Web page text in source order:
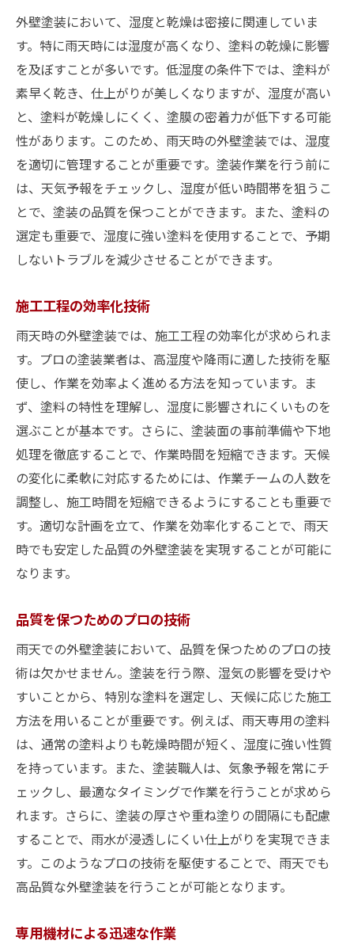
外壁塗装において、湿度と乾燥は密接に関連していま
す。特に雨天時には湿度が高くなり、塗料の乾燥に影響
を及ぼすことが多いです。低湿度の条件下では、塗料が
素早く乾き、仕上がりが美しくなりますが、湿度が高い
と、塗料が乾燥しにくく、塗膜の密着力が低下する可能
性があります。このため、雨天時の外壁塗装では、湿度
を適切に管理することが重要です。塗装作業を行う前に
は、天気予報をチェックし、湿度が低い時間帯を狙うこ
とで、塗装の品質を保つことができます。また、塗料の
選定も重要で、湿度に強い塗料を使用することで、予期
しないトラブルを減少させることができます。
施工工程の効率化技術
雨天時の外壁塗装では、施工工程の効率化が求められま
す。プロの塗装業者は、高湿度や降雨に適した技術を駆
使し、作業を効率よく進める方法を知っています。ま
ず、塗料の特性を理解し、湿度に影響されにくいものを
選ぶことが基本です。さらに、塗装面の事前準備や下地
処理を徹底することで、作業時間を短縮できます。天候
の変化に柔軟に対応するためには、作業チームの人数を
調整し、施工時間を短縮できるようにすることも重要で
す。適切な計画を立て、作業を効率化することで、雨天
時でも安定した品質の外壁塗装を実現することが可能に
なります。
品質を保つためのプロの技術
雨天での外壁塗装において、品質を保つためのプロの技
術は欠かせません。塗装を行う際、湿気の影響を受けや
すいことから、特別な塗料を選定し、天候に応じた施工
方法を用いることが重要です。例えば、雨天専用の塗料
は、通常の塗料よりも乾燥時間が短く、湿度に強い性質
を持っています。また、塗装職人は、気象予報を常にチ
ェックし、最適なタイミングで作業を行うことが求めら
れます。さらに、塗装の厚さや重ね塗りの間隔にも配慮
することで、雨水が浸透しにくい仕上がりを実現できま
す。このようなプロの技術を駆使することで、雨天でも
高品質な外壁塗装を行うことが可能となります。
専用機材による迅速な作業